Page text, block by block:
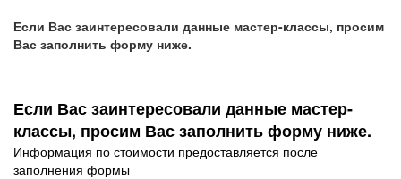
Если Вас заинтересовали данные мастер-классы, просим
Вас заполнить форму ниже.
Если Вас заинтересовали данные мастер-
классы, просим Вас заполнить форму ниже.
Информация по стоимости предоставляется после
заполнения формы